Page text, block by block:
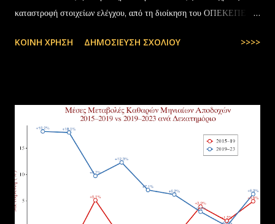
καταστροφή στοιχείων ελέγχου, από τη διοίκηση του ΟΠΕΚΕΠΕ
εστάλη προς ανακύκλωση στις 10-07-2025 στην Θεσσαλονίκη,
αποστολή των Πινάκων αρχείων Καταστρεπτέων Υλικών της ΠΔ
Μακεδονίας-Θράκης και ολοκληρώθηκε με το υπ.αρ.πρωτ.
23412/02-07-2025 έγγραφο της ΑΑΔΕ και το από 10-07-2025
πρωτόκολλο παράδοσης υλικών μεταξύ της ΑΑΔΕ-Γενική Δ/νση
Τελωνείων-Τμήμα Διαχείρισης Δημόσιου Υλικού και της
συνεργαζόμενης με αυτήν εταιρείας ανακύκλωσης. Διευκρινίζεται ότι
στο αρχείο αυτό δεν συμπεριλαμβάνονταν αρχειακό υλικό που είχε
ΚΟΙΝΉ ΧΡΉΣΗ ΔΗΜΟΣΊΕΥΣΗ ΣΧΟΛΊΟΥ >>>>